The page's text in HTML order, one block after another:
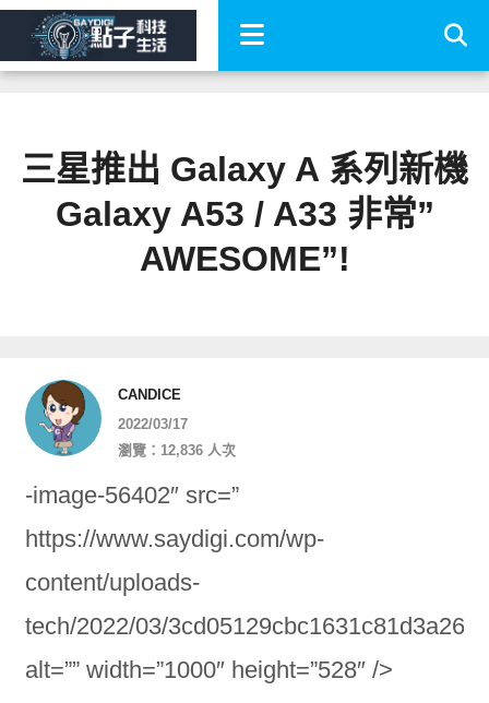
三星推出 Galaxy A 系列新機
Galaxy A53 / A33 非常”
AWESOME”!
CANDICE
2022/03/17
瀏覽：12,836 人次
-image-56402″ src=”
https://www.saydigi.com/wp-
content/uploads-
tech/2022/03/
alt=”” width=”1000″ height=”528″ />